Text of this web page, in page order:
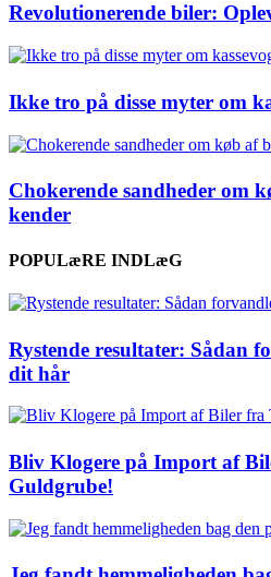
Revolutionerende biler:
Ikke tro på disse myter om
Chokerende sandheder om
kender
POPULæRE INDLæG
Rystende resultater: Sådan
dit hår
Bliv Klogere på Import af
Guldgrube!